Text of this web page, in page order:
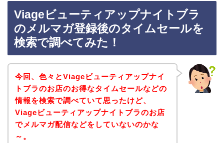
Viageビューティアップナイトブラ
のメルマガ登録後のタイムセールを
検索で調べてみた！
今回、色々とViageビューティアップナイ
トブラのお店のお得なタイムセールなどの
情報を検索で調べていて思ったけど、
Viageビューティアップナイトブラのお店
でメルマガ配信などをしていないのかな
～。